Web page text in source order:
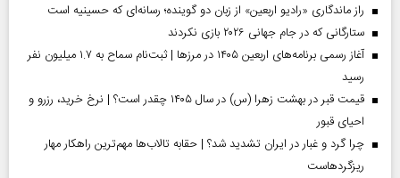
راز ماندگاری «رادیو اربعین» از زبان دو گوینده؛ رسانه‌ای که حسینیه است
ستارگانی که در جام جهانی ۲۰۲۶ بازی نکردند
آغاز رسمی برنامه‌های اربعین ۱۴۰۵ در مرز‌ها | ثبت‌نام سماح به ۱.۷ میلیون نفر
رسید
قیمت قبر در بهشت زهرا (س) در سال ۱۴۰۵ چقدر است؟ | نرخ خرید، رزرو و
احیای قبور
چرا گرد و غبار در ایران تشدید شد؟ | حقابه تالاب‌ها مهم‌ترین راهکار مهار
ریزگردهاست